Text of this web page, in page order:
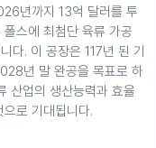
년까지 13억 달러를 투
스에 최첨단 육류 가공
다. 이 공장은 117년 된 기
년 말 완공을 목표로 하
산업의 생산능력과 효율
로 기대됩니다.